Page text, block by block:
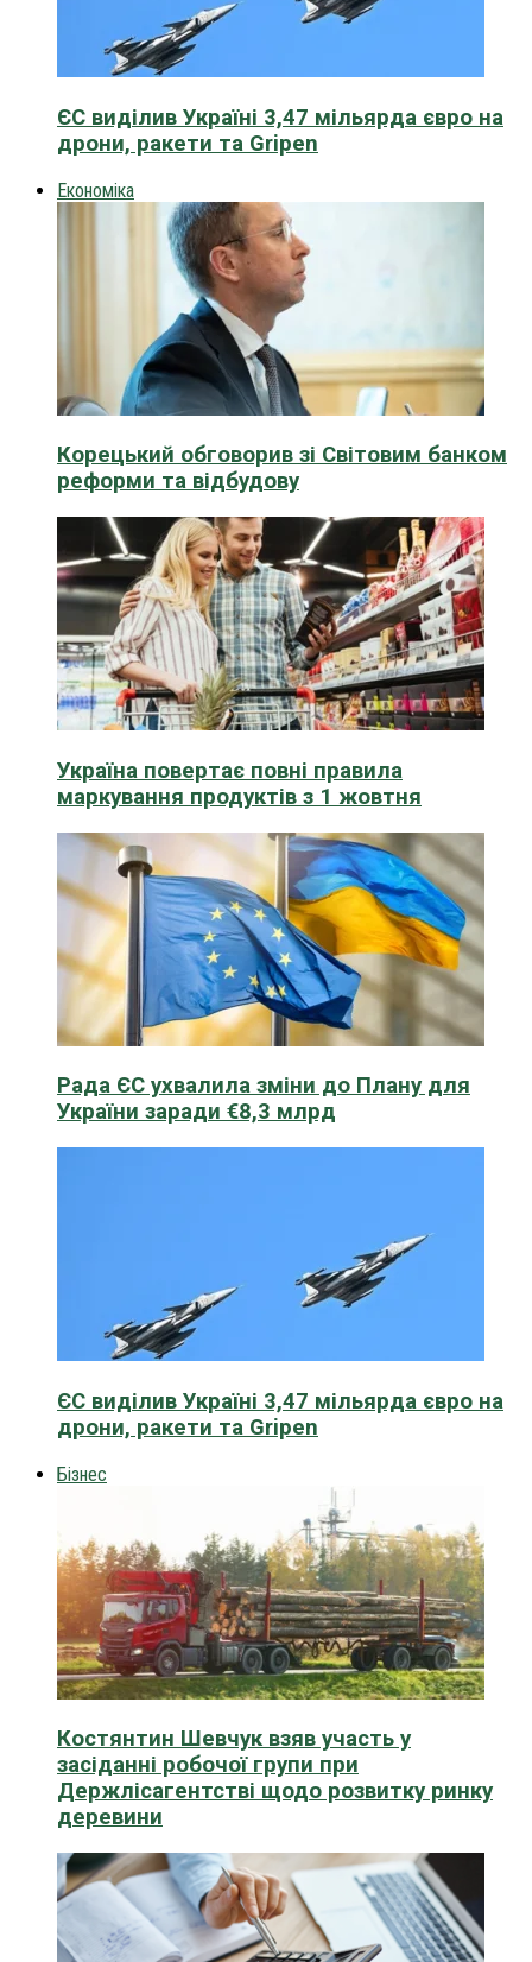
ЄС виділив Україні 3,47 мільярда євро на
дрони, ракети та Gripen
Економіка
Корецький обговорив зі Світовим банком
реформи та відбудову
Україна повертає повні правила
маркування продуктів з 1 жовтня
Рада ЄС ухвалила зміни до Плану для
України заради €8,3 млрд
ЄС виділив Україні 3,47 мільярда євро на
дрони, ракети та Gripen
Бізнес
Костянтин Шевчук взяв участь у
засіданні робочої групи при
Держлісагентстві щодо розвитку ринку
деревини